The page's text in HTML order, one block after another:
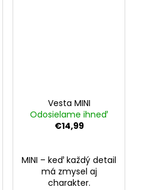
Vesta MINI
Odosielame ihneď
€14,99
MINI – keď každý detail
má zmysel aj
charakter.